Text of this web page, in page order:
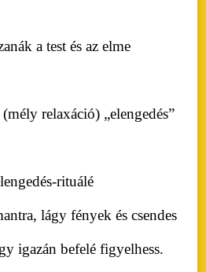
a test és az elme
relaxáció) „elengedés”
rituálé
lágy fények és csendes
igazán befelé figyelhess.